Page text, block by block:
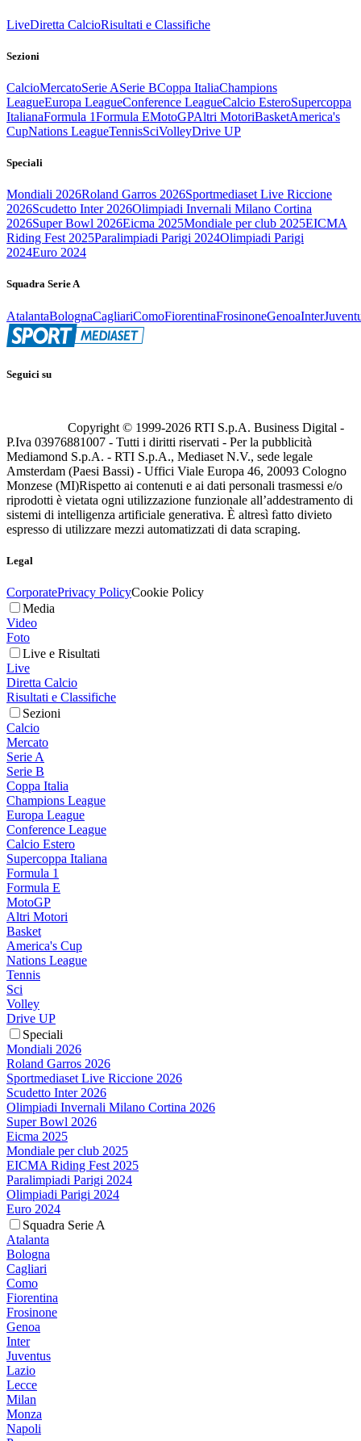
LiveDiretta CalcioRisultati e Classifiche
Sezioni
CalcioMercatoSerie ASerie BCoppa ItaliaChampions
LeagueEuropa LeagueConference LeagueCalcio EsteroSupercoppa
ItalianaFormula 1Formula EMotoGPAltri MotoriBasketAmerica's
CupNations LeagueTennisSciVolleyDrive UP
Speciali
Mondiali 2026Roland Garros 2026Sportmediaset Live Riccione
2026Scudetto Inter 2026Olimpiadi Invernali Milano Cortina
2026Super Bowl 2026Eicma 2025Mondiale per club 2025EICMA
Riding Fest 2025Paralimpiadi Parigi 2024Olimpiadi Parigi
2024Euro 2024
Squadra Serie A
AtalantaBolognaCagliariComoFiorentinaFrosinoneGenoaInter
Seguici su
Copyright © 1999-2026 RTI S.p.A. Business Digital -
P.Iva 03976881007 - Tutti i diritti riservati - Per la pubblicità
Mediamond S.p.A. - RTI S.p.A., Mediaset N.V., sede legale
Amsterdam (Paesi Bassi) - Uffici Viale Europa 46, 20093 Cologno
Monzese (MI)Rispetto ai contenuti e ai dati personali trasmessi e/o
riprodotti è vietata ogni utilizzazione funzionale all’addestramento di
sistemi di intelligenza artificiale generativa. È altresì fatto divieto
espresso di utilizzare mezzi automatizzati di data scraping.
Legal
CorporatePrivacy PolicyCookie Policy
Media
Video
Foto
Live e Risultati
Live
Diretta Calcio
Risultati e Classifiche
Sezioni
Calcio
Mercato
Serie A
Serie B
Coppa Italia
Champions League
Europa League
Conference League
Calcio Estero
Supercoppa Italiana
Formula 1
Formula E
MotoGP
Altri Motori
Basket
America's Cup
Nations League
Tennis
Sci
Volley
Drive UP
Speciali
Mondiali 2026
Roland Garros 2026
Sportmediaset Live Riccione 2026
Scudetto Inter 2026
Olimpiadi Invernali Milano Cortina 2026
Super Bowl 2026
Eicma 2025
Mondiale per club 2025
EICMA Riding Fest 2025
Paralimpiadi Parigi 2024
Olimpiadi Parigi 2024
Euro 2024
Squadra Serie A
Atalanta
Bologna
Cagliari
Como
Fiorentina
Frosinone
Genoa
Inter
Juventus
Lazio
Lecce
Milan
Monza
Napoli